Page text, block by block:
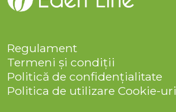
Regulament
Termeni și condiții
Politică de confidențialitate
Politica de utilizare Cookie-uri